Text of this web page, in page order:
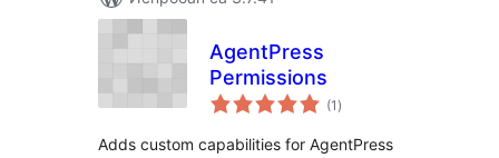
AgentPress
Permissions
(1 укупних
оцена
)
Adds custom capabilities for AgentPress